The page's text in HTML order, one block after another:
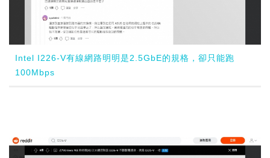
Intel I226-V有線網路明明是2.5GbE的規格，卻只能跑
100Mbps